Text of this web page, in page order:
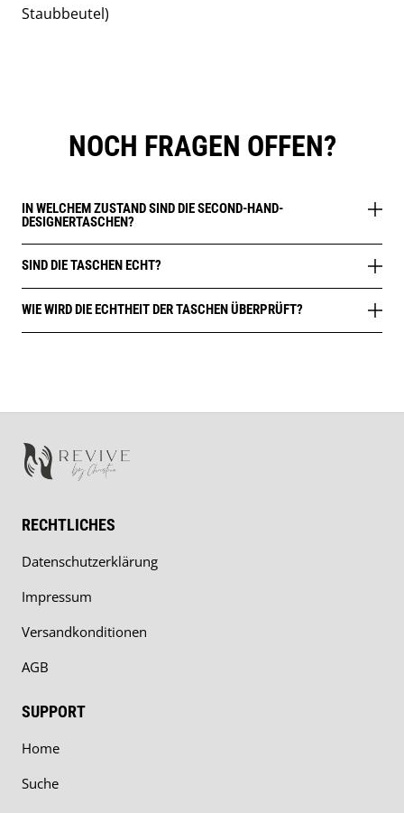
Staubbeutel)
NOCH FRAGEN OFFEN?
IN WELCHEM ZUSTAND SIND DIE SECOND-HAND-
DESIGNERTASCHEN?
SIND DIE TASCHEN ECHT?
WIE WIRD DIE ECHTHEIT DER TASCHEN ÜBERPRÜFT?
RECHTLICHES
Datenschutzerklärung
Impressum
Versandkonditionen
AGB
SUPPORT
Home
Suche